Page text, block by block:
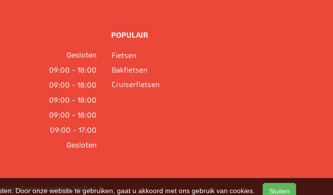
Gesloten
09:00 - 18:00
09:00 - 18:00
09:00 - 18:00
09:00 - 18:00
09:00 - 17:00
Gesloten
POPULAIR
Fietsen
Bakfietsen
Cruiserfietsen
Ondersteund doorSitePack ®
Door onze website te gebruiken, gaat u akkoord met ons gebruik van cookies. Sluiten